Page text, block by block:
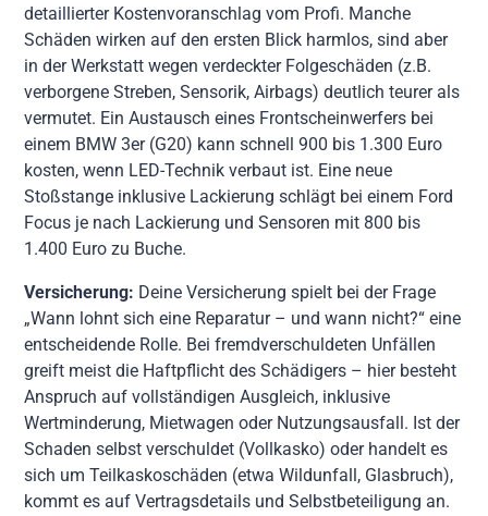
detaillierter Kostenvoranschlag vom Profi. Manche
Schäden wirken auf den ersten Blick harmlos, sind aber
in der Werkstatt wegen verdeckter Folgeschäden (z.B.
verborgene Streben, Sensorik, Airbags) deutlich teurer als
vermutet. Ein Austausch eines Frontscheinwerfers bei
einem BMW 3er (G20) kann schnell 900 bis 1.300 Euro
kosten, wenn LED-Technik verbaut ist. Eine neue
Stoßstange inklusive Lackierung schlägt bei einem Ford
Focus je nach Lackierung und Sensoren mit 800 bis
1.400 Euro zu Buche.
Versicherung: Deine Versicherung spielt bei der Frage
„Wann lohnt sich eine Reparatur – und wann nicht?“ eine
entscheidende Rolle. Bei fremdverschuldeten Unfällen
greift meist die Haftpflicht des Schädigers – hier besteht
Anspruch auf vollständigen Ausgleich, inklusive
Wertminderung, Mietwagen oder Nutzungsausfall. Ist der
Schaden selbst verschuldet (Vollkasko) oder handelt es
sich um Teilkaskoschäden (etwa Wildunfall, Glasbruch),
kommt es auf Vertragsdetails und Selbstbeteiligung an.